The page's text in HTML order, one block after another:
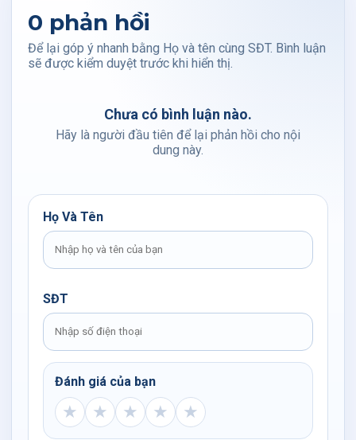
0 phản hồi
Để lại góp ý nhanh bằng Họ và tên cùng SĐT. Bình luận
sẽ được kiểm duyệt trước khi hiển thị.
Chưa có bình luận nào.
Hãy là người đầu tiên để lại phản hồi cho nội
dung này.
Họ Và Tên
SĐT
Đánh giá của bạn
★ ★ ★ ★ ★